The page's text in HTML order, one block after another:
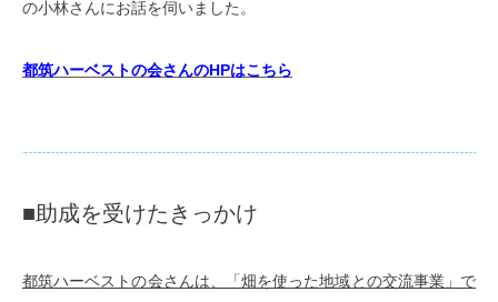
の小林さんにお話を伺いました。
都筑ハーベストの会さんのHPはこちら
■助成を受けたきっかけ
都筑ハーベストの会さんは、「畑を使った地域との交流事業」で